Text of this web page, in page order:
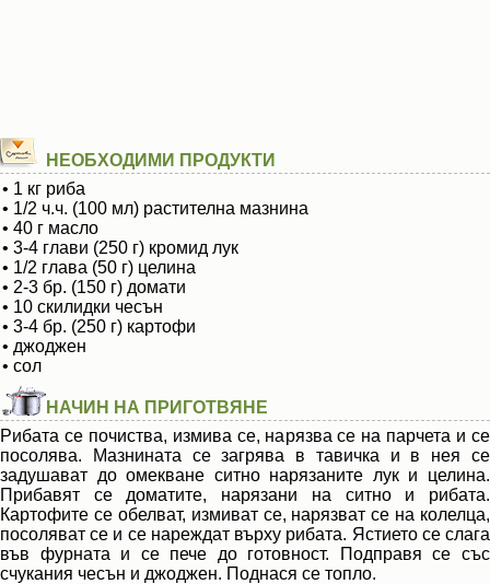
НЕОБХОДИМИ ПРОДУКТИ
• 1 кг риба
• 1/2 ч.ч. (100 мл) растителна мазнина
• 40 г масло
• 3-4 глави (250 г) кромид лук
• 1/2 глава (50 г) целина
• 2-3 бр. (150 г) домати
• 10 скилидки чесън
• 3-4 бр. (250 г) картофи
• джоджен
• сол
НАЧИН НА ПРИГОТВЯНЕ
Рибата се почиства, измива се, нарязва се на парчета и се
посолява. Мазнината се загрява в тавичка и в нея се
задушават до омекване ситно нарязаните лук и целина.
Прибавят се доматите, нарязани на ситно и рибата.
Картофите се обелват, измиват се, нарязват се на колелца,
посоляват се и се нареждат върху рибата. Ястието се слага
във фурната и се пече до готовност. Подправя се със
счукания чесън и джоджен. Поднася се топло.